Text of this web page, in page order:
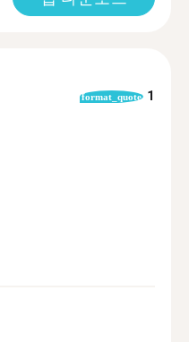
format_quote 1